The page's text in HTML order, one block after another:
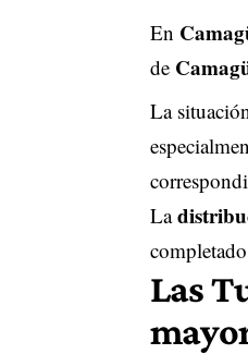
En
de
La
La
Las